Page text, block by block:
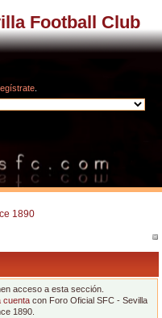
Football Club
1890
acceso a esta sección.
cuentacon Foro Oficial SFC - Sevilla
1890.